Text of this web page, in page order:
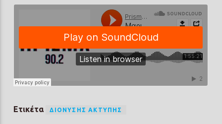
Ετικέτα ΔΙΟΝΎΣΗΣ ΑΚΤΥΠΗΣ